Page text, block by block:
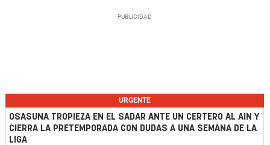
URGENTE
OSASUNA TROPIEZA EN EL SADAR ANTE UN CERTERO AL AIN Y
CIERRA LA PRETEMPORADA CON DUDAS A UNA SEMANA DE LA
LIGA